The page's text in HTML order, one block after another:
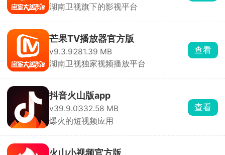
湖南卫视旗下的影视平台
芒果TV播放器官方版
v9.3.9281.39 MB
湖南卫视独家视频播放平台
查看
抖音火山版app
v39.9.0332.58 MB
爆火的短视频应用
查看
火山小视频官方版